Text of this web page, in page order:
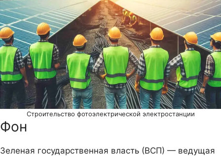
Строительство фотоэлектрической электростанции
Фон
Зеленая государственная власть (ВСП) — ведущая